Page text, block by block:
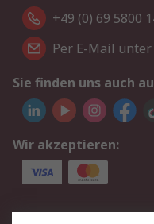
+49 (0) 69 5800
Per E-Mail
Sie finden uns auch
Wir akzeptieren:
Service